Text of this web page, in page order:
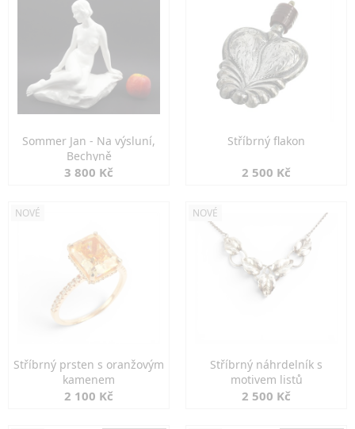
Sommer Jan - Na výsluní,
Bechyně
3 800 Kč
Stříbrný flakon
2 500 Kč
NOVÉ
Stříbrný prsten s oranžovým
kamenem
2 100 Kč
NOVÉ
Stříbrný náhrdelník s
motivem listů
2 500 Kč